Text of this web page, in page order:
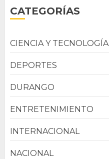
CATEGORÍAS
CIENCIA Y TECNOLOGÍA
DEPORTES
DURANGO
ENTRETENIMIENTO
INTERNACIONAL
NACIONAL